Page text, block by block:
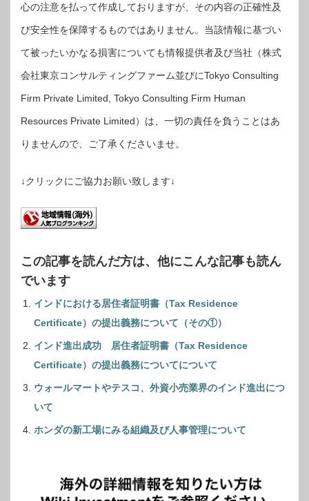
心の注意を払って作成しておりますが、その内容の正確性及
び安全性を保障するものではありません。当該情報に基づい
て被ったいかなる損害についても情報提供者及び当社（株式
会社東京コンサルティングファーム並びにTokyo Consulting
Firm Private Limited, Tokyo Consulting Firm Human
Resources Private Limited）は、一切の責任を負うことはあ
りませんので、ご了承くださいませ。
↓クリックにご協力お願い致します↓
この記事を読んだ方は、他にこんな記事も読ん
でいます
インドにおける居住者証明書（Tax Residence
Certificate）の提出義務について（その①）
インド進出成功 居住者証明書（Tax Residence
Certificate）の提出義務についてについて
ウォールマートやテスコ、外資小売業界のインド進出につ
いて
ホンダの新工場にみる組織及び人事管理について